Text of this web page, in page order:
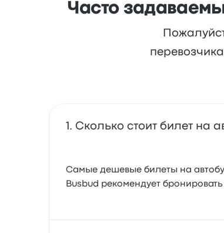
Часто
Сколько стоит билет на
Самые дешевые билеты на
Busbud рекомендует